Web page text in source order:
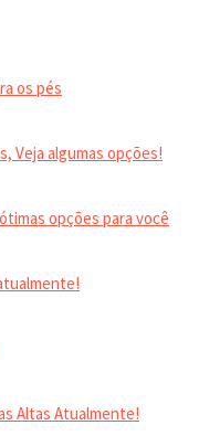
os pés
Veja algumas opções!
opções para você
Altas Atualmente!